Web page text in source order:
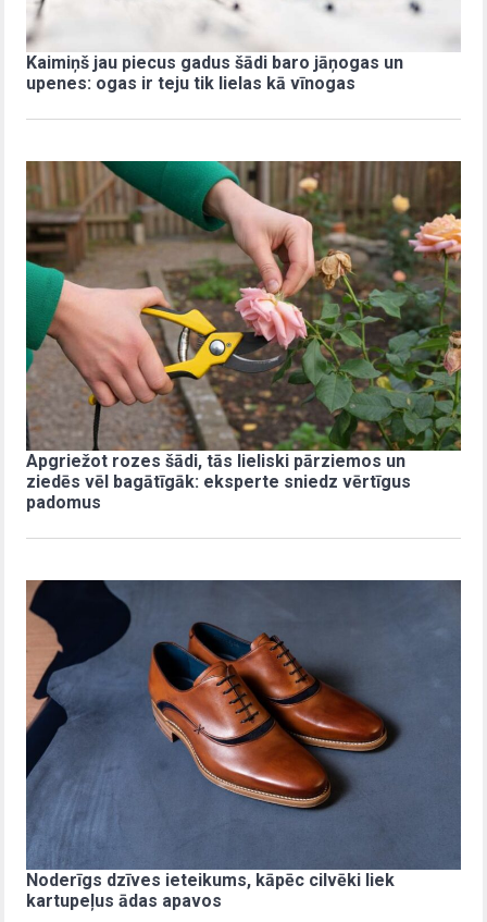
Kaimiņš jau piecus gadus šādi baro jāņogas un
upenes: ogas ir teju tik lielas kā vīnogas
Apgriežot rozes šādi, tās lieliski pārziemos un
ziedēs vēl bagātīgāk: eksperte sniedz vērtīgus
padomus
Noderīgs dzīves ieteikums, kāpēc cilvēki liek
kartupeļus ādas apavos